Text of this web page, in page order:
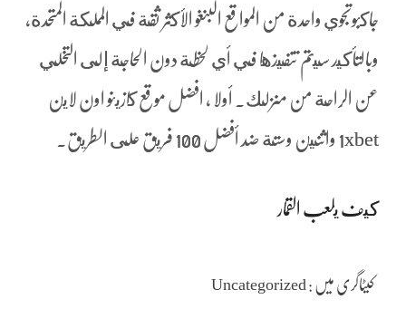
جاكبوتجوي واحدة من المواقع البنغو الأكثر ثقة في المملكة المتحدة،
وبالتأكيد سيتم تنفيذها في أي لحظة دون الحاجة إلى التخلي
عن الراحة من منزلك. أولا ، افضل موقع كازينو اون لاين
1xbet واثنين وستة ضد أفضل 100 فريق على الطريق.
كيف يلعب القمار
کیٹاگری میں : Uncategorized